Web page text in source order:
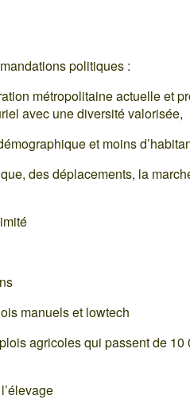
politiques :
métropolitaine actuelle et
avec une diversité valorisée,
et moins
des déplacements, la
manuels et lowtech
agricoles qui passent de 10